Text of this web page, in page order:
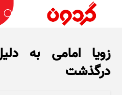
زویا امامی به
درگذشت